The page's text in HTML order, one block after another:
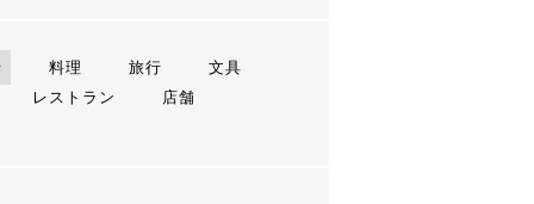
料理 旅行
文具
レストラン
店舗